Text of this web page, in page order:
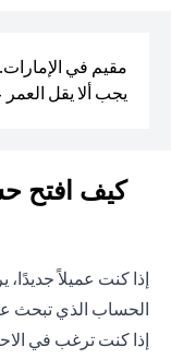
مقيم في الإمارات.
يجب ألا يقل العمر عن 18
كيف افتح
إذا كنت عميلاً جديدًا،
الحساب الذي تبحث